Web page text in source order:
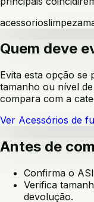
acessorioslimpeza
Quem deve
Evita esta opção se
tamanho ou nível
compara com a
Ver Acessórios de
Antes de
Confirma o
Verifica
devolução.